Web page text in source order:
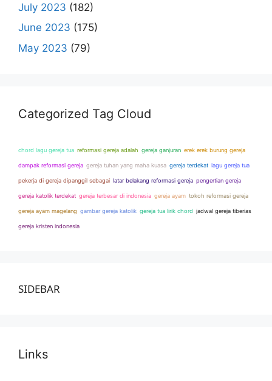
July 2023 (182)
June 2023 (175)
May 2023 (79)
Categorized Tag Cloud
chord lagu gereja tua reformasi gereja adalah gereja ganjuran erek erek burung gereja
dampak reformasi gereja gereja tuhan yang maha kuasa gereja terdekat lagu gereja tua
pekerja di gereja dipanggil sebagai latar belakang reformasi gereja pengertian gereja
gereja katolik terdekat gereja terbesar di indonesia gereja ayam tokoh reformasi gereja
gereja ayam magelang gambar gereja katolik gereja tua lirik chord jadwal gereja tiberias
gereja kristen indonesia
SIDEBAR
Links